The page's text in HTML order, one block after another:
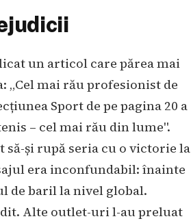
un articol care părea mai
mai rău profesionist de
Sport de pe pagina 20 a
– cel mai rău din lume".
și rupă seria cu o victorie la
era inconfundabil: înainte
de baril la nivel global.
Alte outlet-uri l-au preluat